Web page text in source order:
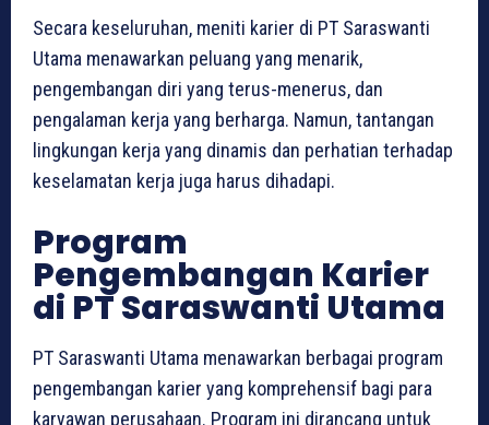
Secara keseluruhan, meniti karier di PT Saraswanti
Utama menawarkan peluang yang menarik,
pengembangan diri yang terus-menerus, dan
pengalaman kerja yang berharga. Namun, tantangan
lingkungan kerja yang dinamis dan perhatian terhadap
keselamatan kerja juga harus dihadapi.
Program
Pengembangan Karier
di PT Saraswanti Utama
PT Saraswanti Utama menawarkan berbagai program
pengembangan karier yang komprehensif bagi para
karyawan perusahaan. Program ini dirancang untuk